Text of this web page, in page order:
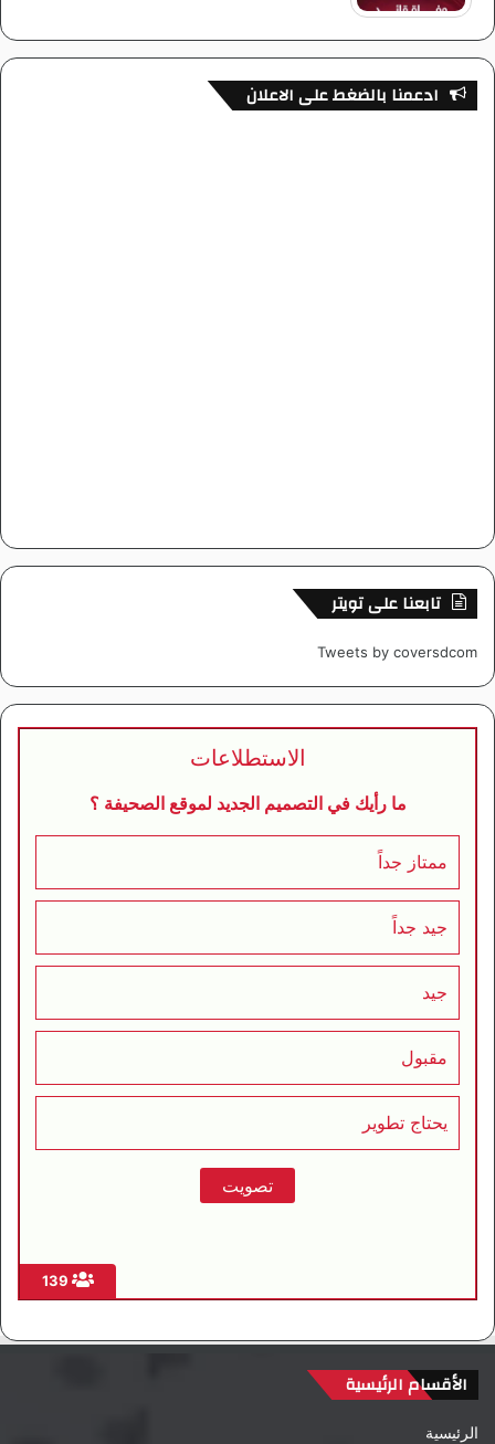
ادعمنا بالضغط على الاعلان
تابعنا على تويتر
Tweets by coversdcom
الاستطلاعات
ما رأيك في التصميم الجديد لموقع الصحيفة ؟
ممتاز جداً
جيد جداً
جيد
مقبول
يحتاج تطوير
الأقسام الرئيسية
الرئيسية